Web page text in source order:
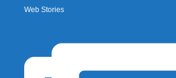
Web Stories